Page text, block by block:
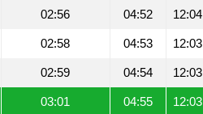
02:56 04:52 12:04
02:58 04:53 12:03
02:59 04:54 12:03
03:01 04:55 12:03